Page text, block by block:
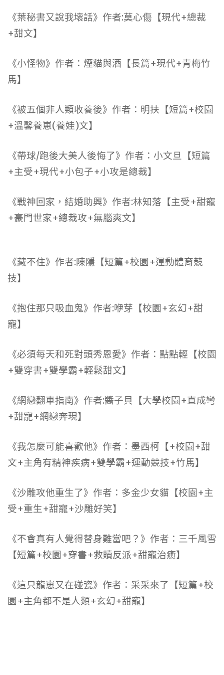
《葉秘書又說我壞話》作者:莫心傷【現代+總裁
+甜文】
《小怪物》作者：煙貓與酒【長篇+現代+青梅竹
馬】
《被五個非人類收養後》作者：明扶【短篇+校園
+溫馨養崽(養娃)文】
《帶球/跑後大美人後悔了》作者：小文旦【短篇
+主受+現代+小包子+小攻是總裁】
《戰神回家，結婚助興》作者:林知落【主受+甜寵
+豪門世家+總裁攻+無腦爽文】
《藏不住》作者:陳隱【短篇+校園+運動體育競
技】
《抱住那只吸血鬼》作者:咿芽【校園+玄幻+甜
寵】
《必須每天和死對頭秀恩愛》作者：點點輕【校園
+雙穿書+雙學霸+輕鬆甜文】
《網戀翻車指南》作者:醬子貝【大學校園+直成彎
+甜寵+網戀奔現】
《我怎麼可能喜歡他》作者：墨西柯【+校園+甜
文+主角有精神疾病+雙學霸+運動競技+竹馬】
《沙雕攻他重生了》作者：多金少女貓【校園+主
受+重生+甜寵+沙雕好笑】
《不會真有人覺得替身難當吧？》作者：三千風雪
【短篇+校園+穿書+救贖反派+甜寵治癒】
《這只龍崽又在碰瓷》作者：采采來了【短篇+校
園+主角都不是人類+玄幻+甜寵】